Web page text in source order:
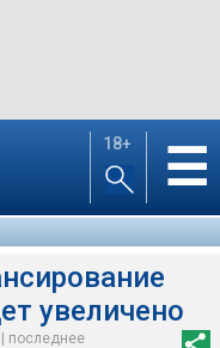
18+ ☰
увеличено
| последнее